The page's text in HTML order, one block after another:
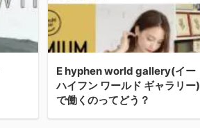
E hyphen world gallery(イー
ハイフン ワールド ギャラリー)
で働くのってどう？